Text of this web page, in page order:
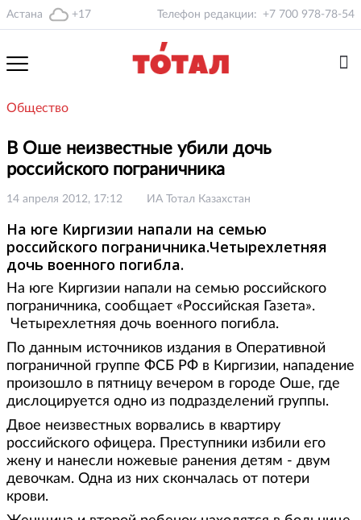
Астана +17 Телефон редакции: +7 700 978-78-54
Общество
В Оше неизвестные убили дочь
российского пограничника
14 апреля 2012, 17:12 ИА Тотал Казахстан
На юге Киргизии напали на семью
российского пограничника.Четырехлетняя
дочь военного погибла.
На юге Киргизии напали на семью российского
пограничника, сообщает «Российская Газета».
Четырехлетняя дочь военного погибла.
По данным источников издания в Оперативной
пограничной группе ФСБ РФ в Киргизии, нападение
произошло в пятницу вечером в городе Оше, где
дислоцируется одно из подразделений группы.
Двое неизвестных ворвались в квартиру
российского офицера. Преступники избили его
жену и нанесли ножевые ранения детям - двум
девочкам. Одна из них скончалась от потери
крови.